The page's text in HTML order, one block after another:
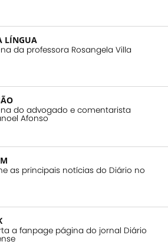
LÍNGUA
da professora Rosangela Villa
do advogado e comentarista
Afonso
as principais notícias do Diário no
a fanpage página do jornal Diário